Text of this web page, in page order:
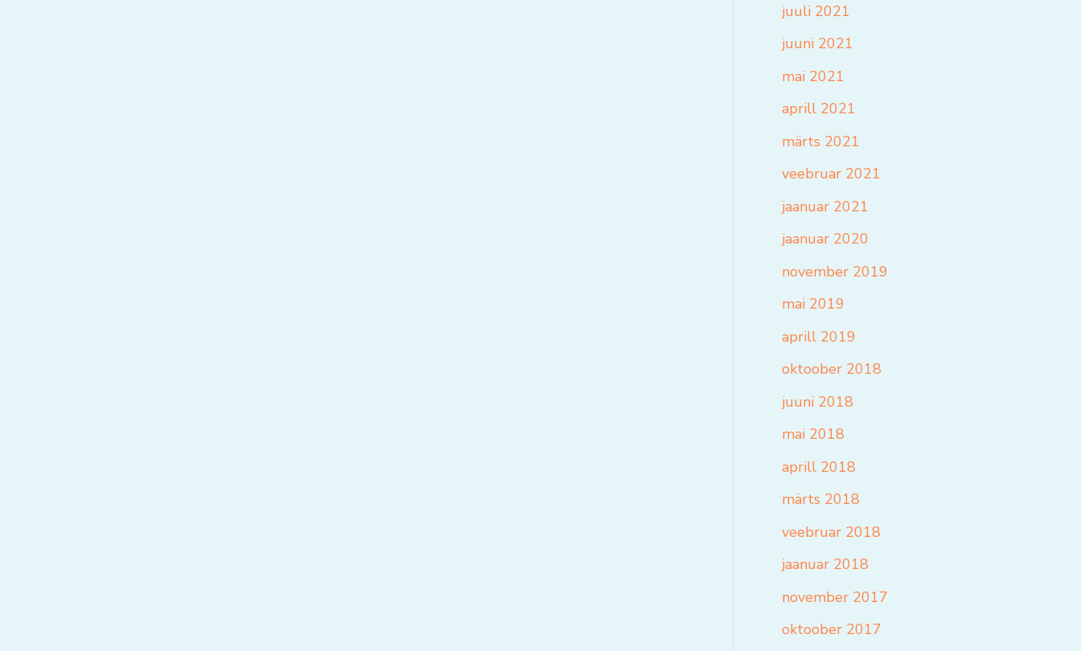
juuli 2021
juuni 2021
mai 2021
aprill 2021
märts 2021
veebruar 2021
jaanuar 2021
jaanuar 2020
november 2019
mai 2019
aprill 2019
oktoober 2018
juuni 2018
mai 2018
aprill 2018
märts 2018
veebruar 2018
jaanuar 2018
november 2017
oktoober 2017